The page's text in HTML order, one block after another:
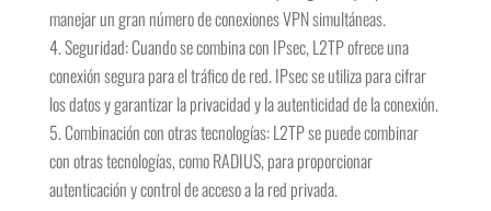
manejar un gran número de conexiones VPN simultáneas.
Seguridad: Cuando se combina con IPsec, L2TP ofrece una
conexión segura para el tráfico de red. IPsec se utiliza para cifrar
los datos y garantizar la privacidad y la autenticidad de la conexión.
Combinación con otras tecnologías: L2TP se puede combinar
con otras tecnologías, como RADIUS, para proporcionar
autenticación y control de acceso a la red privada.